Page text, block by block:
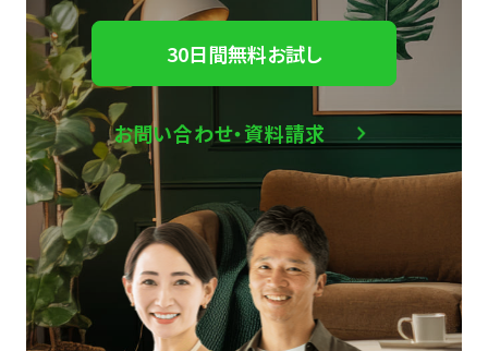
30日間無料お試し
お問い合わせ・資料請求